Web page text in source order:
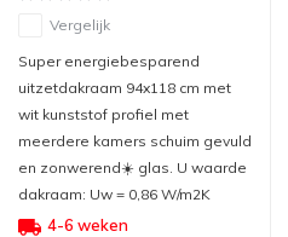
Vergelijk
Super energiebesparend
uitzetdakraam 94x118 cm met
wit kunststof profiel met
meerdere kamers schuim gevuld
en zonwerend☀️ glas. U waarde
dakraam: Uw = 0,86 W/m2K
4-6 weken